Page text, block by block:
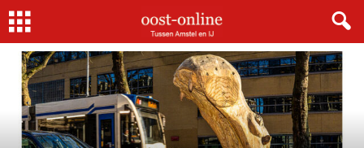
Home Als de bomen vallen: stormschade in 1018